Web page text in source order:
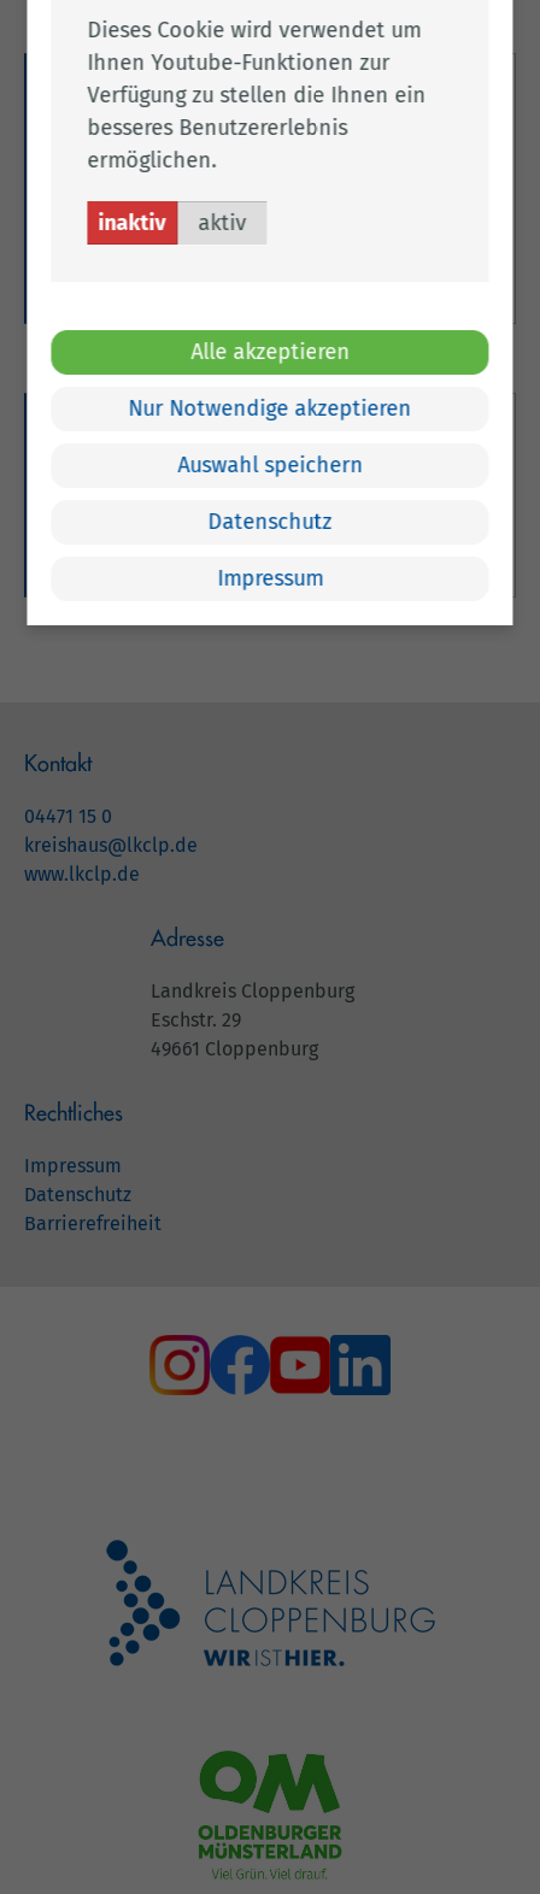
Gültigkeit, Geltungsdauer und
Übergangsregelungen
Geltungsdauer und zu Übergangsregelungen von
Führerscheinen.
Fahrerlaubnissen für Krankenfahrstühle.
Kontakt
04471 15 0
kreishaus@lkclp.de
www.lkclp.de
Adresse
Landkreis Cloppenburg
Eschstr. 29
49661 Cloppenburg
Rechtliches
Impressum
Datenschutz
Barrierefreiheit
Dieses Cookie wird verwendet um
Ihnen Youtube-Funktionen zur
Verfügung zu stellen die Ihnen ein
besseres Benutzererlebnis
ermöglichen.
inaktiv aktiv
Alle akzeptieren
Nur Notwendige akzeptieren
Auswahl speichern
Datenschutz
Impressum